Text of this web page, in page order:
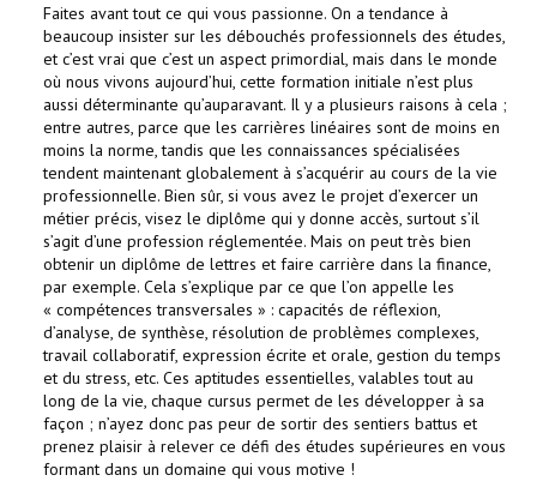
Faites avant tout ce qui vous passionne. On a tendance à
beaucoup insister sur les débouchés professionnels des études,
et c’est vrai que c’est un aspect primordial, mais dans le monde
où nous vivons aujourd’hui, cette formation initiale n’est plus
aussi déterminante qu’auparavant. Il y a plusieurs raisons à cela ;
entre autres, parce que les carrières linéaires sont de moins en
moins la norme, tandis que les connaissances spécialisées
tendent maintenant globalement à s’acquérir au cours de la vie
professionnelle. Bien sûr, si vous avez le projet d’exercer un
métier précis, visez le diplôme qui y donne accès, surtout s’il
s’agit d’une profession réglementée. Mais on peut très bien
obtenir un diplôme de lettres et faire carrière dans la finance,
par exemple. Cela s’explique par ce que l’on appelle les
« compétences transversales » : capacités de réflexion,
d’analyse, de synthèse, résolution de problèmes complexes,
travail collaboratif, expression écrite et orale, gestion du temps
et du stress, etc. Ces aptitudes essentielles, valables tout au
long de la vie, chaque cursus permet de les développer à sa
façon ; n’ayez donc pas peur de sortir des sentiers battus et
prenez plaisir à relever ce défi des études supérieures en vous
formant dans un domaine qui vous motive !